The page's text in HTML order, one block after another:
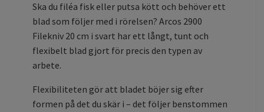
Ska du filéa fisk eller putsa kött och behöver ett
blad som följer med i rörelsen? Arcos 2900
Filekniv 20 cm i svart har ett långt, tunt och
flexibelt blad gjort för precis den typen av
arbete.
Flexibiliteten gör att bladet böjer sig efter
formen på det du skär i – det följer benstommen